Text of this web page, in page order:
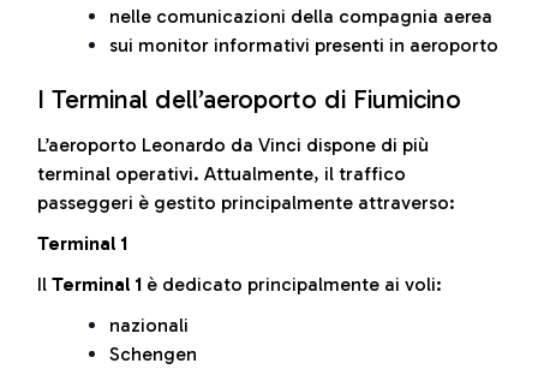
nelle comunicazioni della compagnia aerea
sui monitor informativi presenti in aeroporto
I Terminal dell’aeroporto di Fiumicino
L’aeroporto Leonardo da Vinci dispone di più
terminal operativi. Attualmente, il traffico
passeggeri è gestito principalmente attraverso:
Terminal 1
Il Terminal 1 è dedicato principalmente ai voli:
nazionali
Schengen